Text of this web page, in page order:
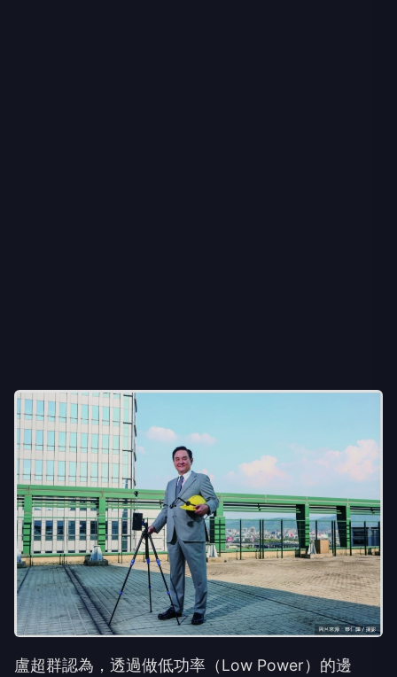
盧超群認為，透過做低功率（Low Power）的邊